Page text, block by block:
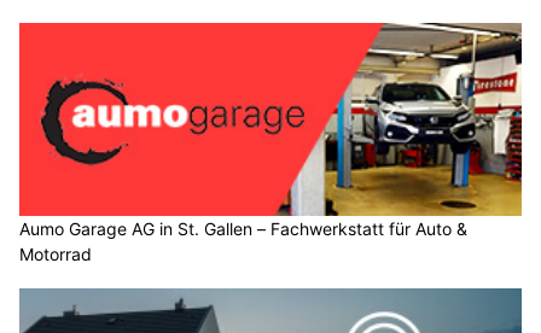
Aumo Garage AG in St. Gallen – Fachwerkstatt für Auto &
Motorrad